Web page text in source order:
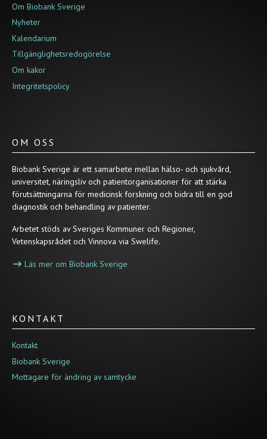
Om Biobank Sverige
Nyheter
Kalendarium
Tillgänglighetsredogörelse
Om kakor
Integritetspolicy
OM OSS
Biobank Sverige är ett samarbete mellan hälso- och sjukvård,
universitet, näringsliv och patientorganisationer för att stärka
förutsättningarna för medicinsk forskning och bidra till en god
diagnostik och behandling av patienter.
Arbetet stöds av Sveriges Kommuner och Regioner,
Vetenskapsrådet och Vinnova via Swelife.
Läs mer om Biobank Sverige
KONTAKT
Kontakt
Biobank Sverige
Mottagare för ändring av samtycke